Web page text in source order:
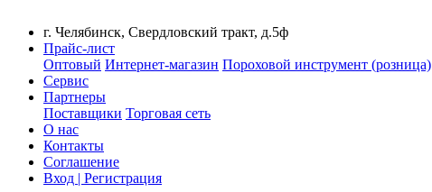
г. Челябинск, Свердловский тракт, д.5ф
Прайс-лист
Оптовый Интернет-магазин Пороховой инструмент (розница)
Сервис
Партнеры
Поставщики Торговая сеть
О нас
Контакты
Соглашение
Вход | Регистрация